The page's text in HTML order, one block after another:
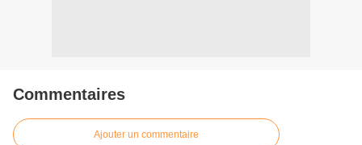
Commentaires
Ajouter un commentaire